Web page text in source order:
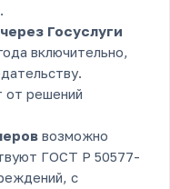
Госуслуги
включительно,
от решений
возможно
ГОСТ Р 50577-
с